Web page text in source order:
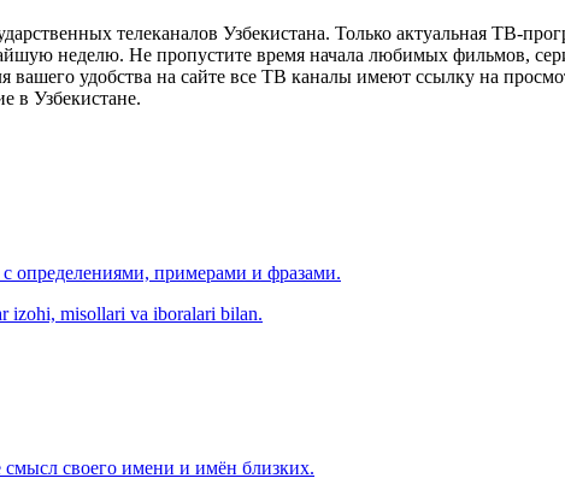
телеканалов Узбекистана. Только актуальная ТВ-
неделю. Не пропустите время начала любимых фильмов,
удобства на сайте все ТВ каналы имеют ссылку на
в Узбекистане.
определениями, примерами и фразами.
izohi, misollari va iboralari bilan.
своего имени и имён близких.